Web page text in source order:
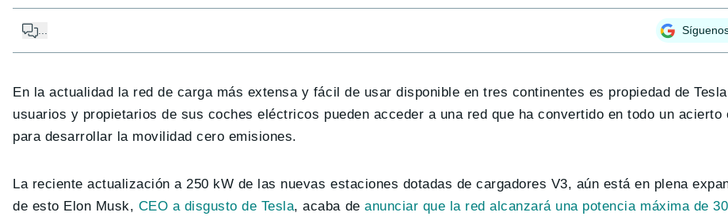
...
En la actualidad la red de carga más extensa y fácil de usar disponible en tres continentes es propiedad de
usuarios y propietarios de sus coches eléctricos pueden acceder a una red que ha convertido en todo un acierto
para desarrollar la movilidad cero emisiones.
La reciente actualización a 250 kW de las nuevas estaciones dotadas de cargadores V3, aún está en plena
de esto Elon Musk, CEO a disgusto de Tesla, acaba deanunciar que la red alcanzará una potencia máxima de